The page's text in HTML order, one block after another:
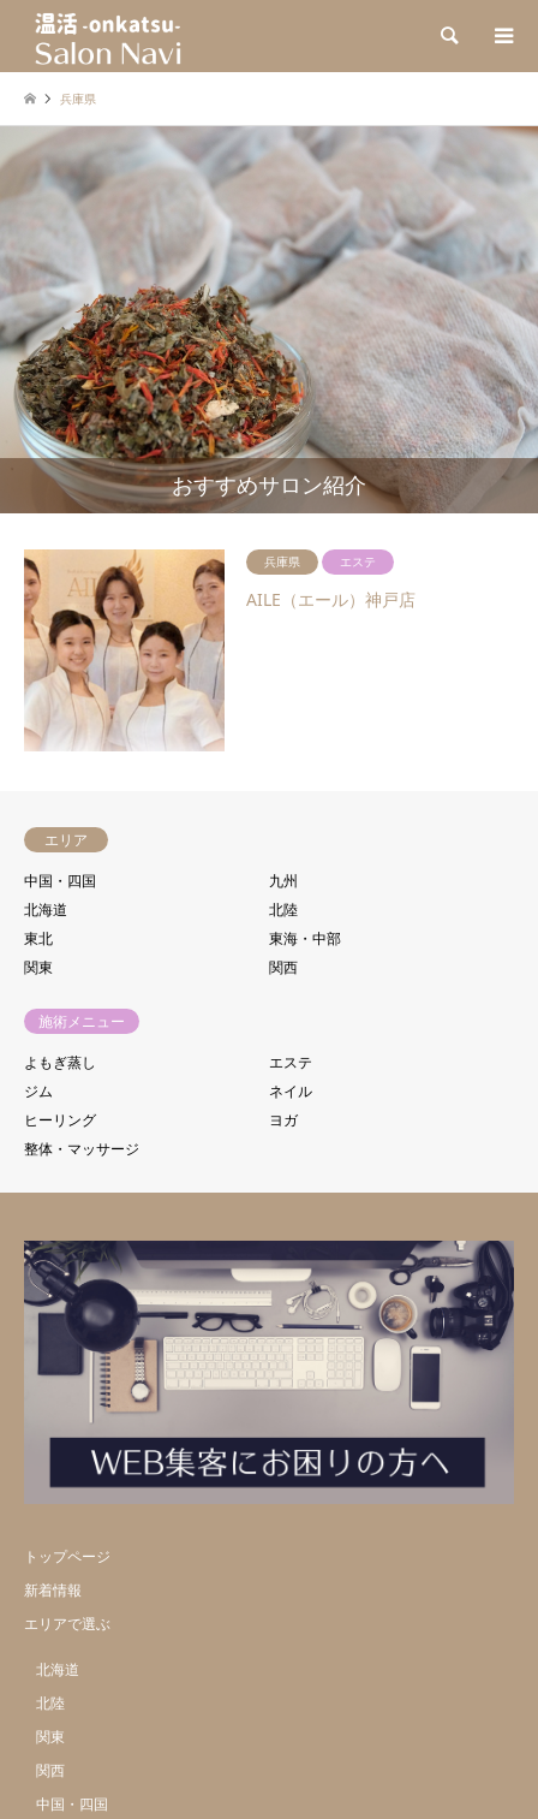
検索
兵庫県
おすすめサロン紹介
兵庫県 エステ
AILE（エール）神戸店
エリア
中国・四国
九州
北海道
北陸
東北
東海・中部
関東
関西
施術メニュー
よもぎ蒸し
エステ
ジム
ネイル
ヒーリング
ヨガ
整体・マッサージ
トップページ
新着情報
エリアで選ぶ
北海道
北陸
関東
関西
中国・四国